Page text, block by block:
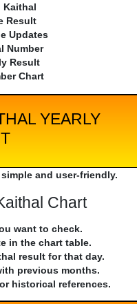
Kaithal
Result
Updates
Number
Result
Chart
YEARLY
and user-friendly.
Chart
want to check.
in the chart table.
result for that day.
previous months.
historical references.